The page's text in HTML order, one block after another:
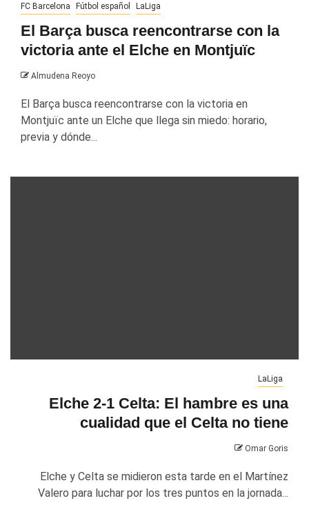
FC Barcelona Fútbol español LaLiga
El Barça busca reencontrarse con la
victoria ante el Elche en Montjuïc
Almudena Reoyo
El Barça busca reencontrarse con la victoria en
Montjuïc ante un Elche que llega sin miedo: horario,
previa y dónde...
LaLiga
Elche 2-1 Celta: El hambre es una
cualidad que el Celta no tiene
Omar Goris
Elche y Celta se midieron esta tarde en el Martínez
Valero para luchar por los tres puntos en la jornada...